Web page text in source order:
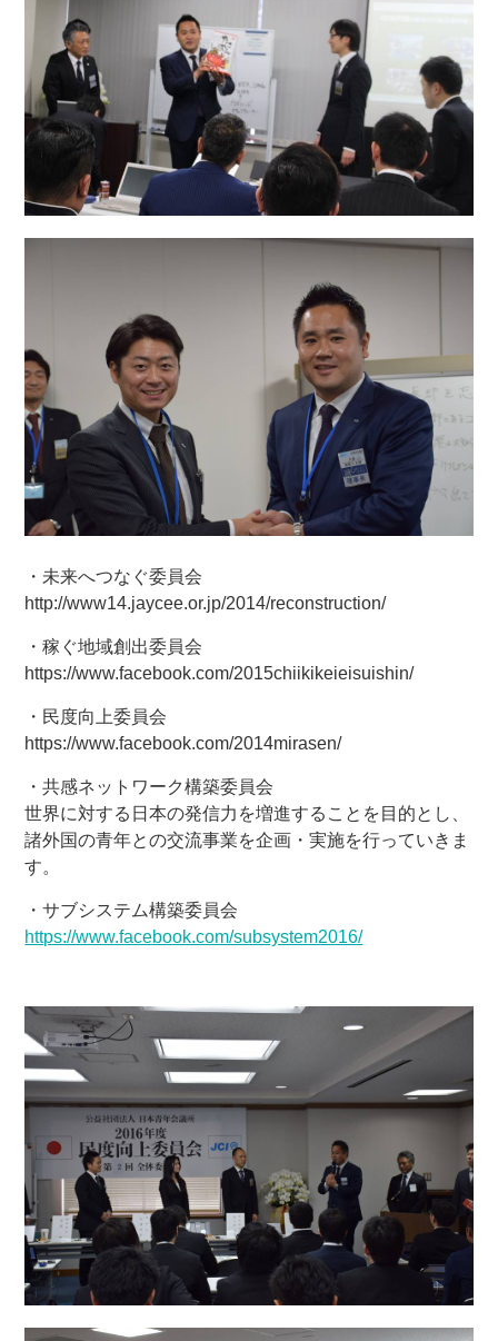
・未来へつなぐ委員会
http://www14.jaycee.or.jp/2014/reconstruction/
・稼ぐ地域創出委員会
https://www.facebook.com/2015chiikikeieisuishin/
・民度向上委員会
https://www.facebook.com/2014mirasen/
・共感ネットワーク構築委員会
世界に対する日本の発信力を増進することを目的とし、
諸外国の青年との交流事業を企画・実施を行っていきま
す。
・サブシステム構築委員会
https://www.facebook.com/subsystem2016/